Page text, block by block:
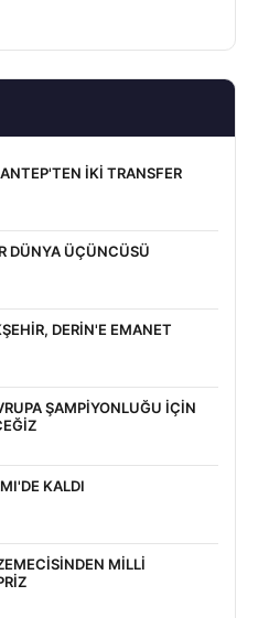
İKİ TRANSFER
DÜNYA ÜÇÜNCÜSÜ
DERİN'E EMANET
ŞAMPİYONLUĞU İÇİN
KALDI
MİLLİ